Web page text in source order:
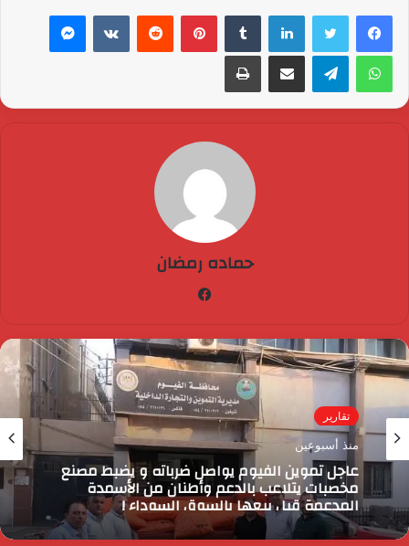
لينكدإن بينتيريست ماسنجر
واتساب تيلقرام مشاركة عبر البريد طباعة
حماده رمضان
تقارير
منذ أسبوعين
عاجل تموين الفيوم يواصل ضرباته و يضبط مصنع
مخصبات يتلاعب بالدعم وأطنان من الأسمدة
المدعمة قبل بيعها بالسوق السوداء !